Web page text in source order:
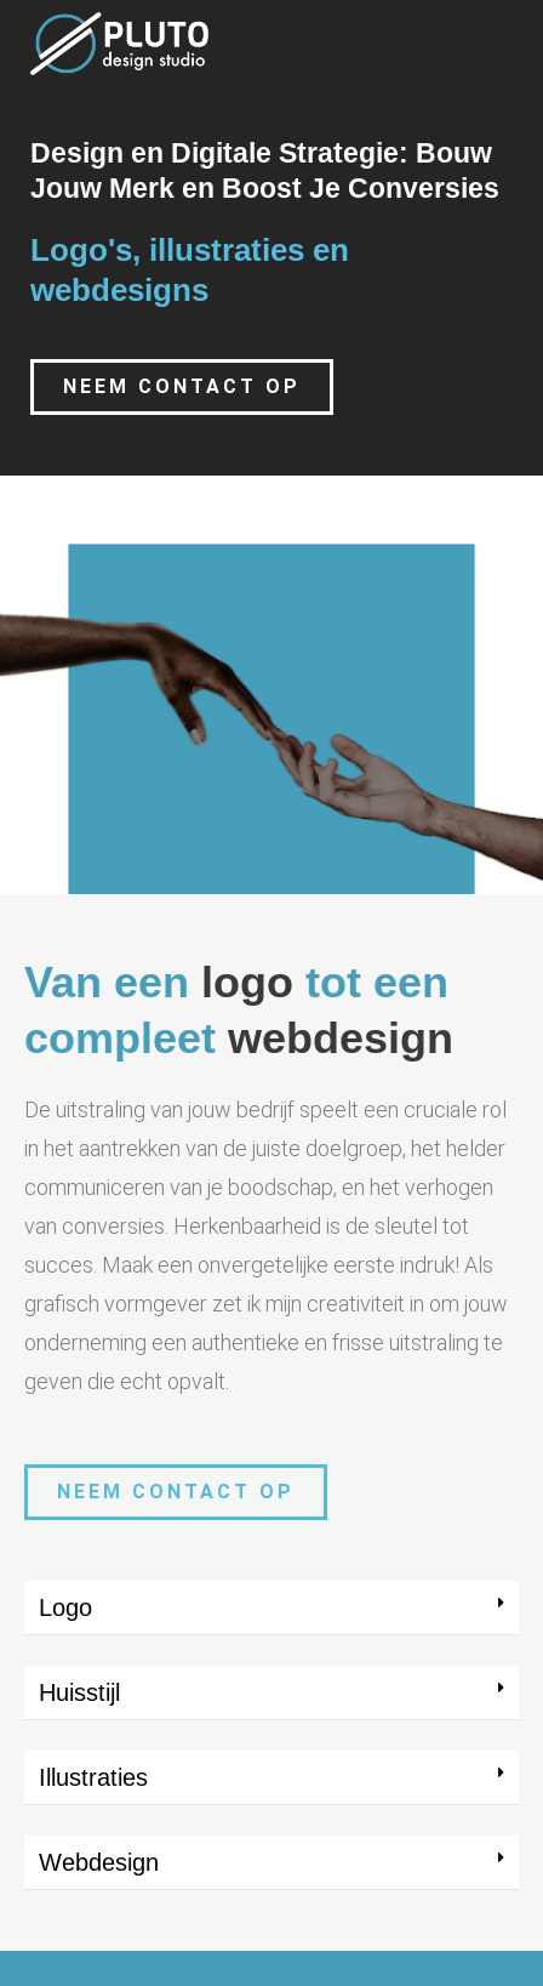
Design en Digitale Strategie: Bouw
Jouw Merk en Boost Je Conversies
Logo's, illustraties en
webdesigns
NEEM CONTACT OP
Van een logo tot een
compleet webdesign
De uitstraling van jouw bedrijf speelt een cruciale rol
in het aantrekken van de juiste doelgroep, het helder
communiceren van je boodschap, en het verhogen
van conversies. Herkenbaarheid is de sleutel tot
succes. Maak een onvergetelijke eerste indruk! Als
grafisch vormgever zet ik mijn creativiteit in om jouw
onderneming een authentieke en frisse uitstraling te
geven die echt opvalt.
NEEM CONTACT OP
Logo
Huisstijl
Illustraties
Webdesign